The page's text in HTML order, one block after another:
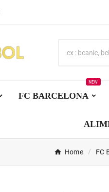
FC BARCELONA
NEW
Home FC